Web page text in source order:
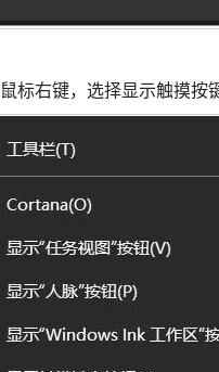
标右键，选择显示触摸按